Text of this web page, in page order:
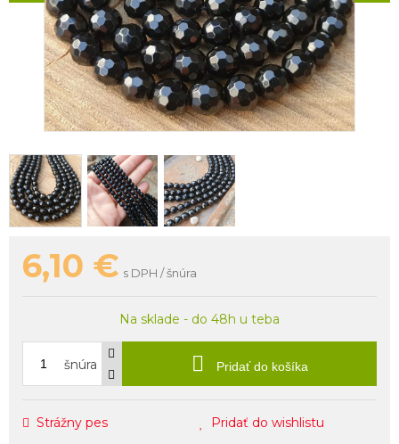
6,10 € s DPH / šnúra
Na sklade - do 48h u teba
šnúra Pridať do košíka
Strážny pes Pridať do wishlistu